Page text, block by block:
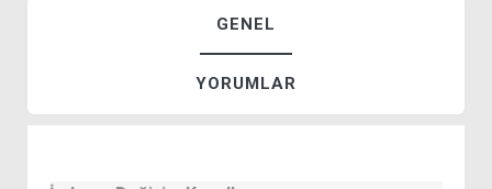
GENEL
YORUMLAR